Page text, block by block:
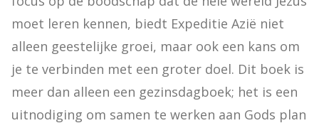
moet leren kennen, biedt Expeditie Azië niet
alleen geestelijke groei, maar ook een kans om
je te verbinden met een groter doel. Dit boek is
meer dan alleen een gezinsdagboek; het is een
uitnodiging om samen te werken aan Gods plan